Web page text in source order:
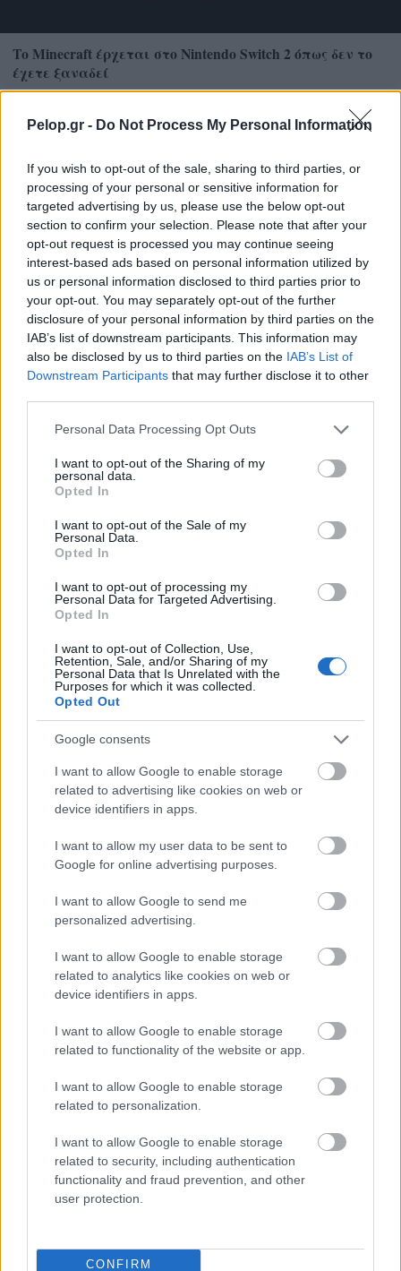
Pelop.gr - Do Not Process My Personal Information
If you wish to opt-out of the sale, sharing to third parties, or
processing of your personal or sensitive information for
targeted advertising by us, please use the below opt-out
section to confirm your selection. Please note that after your
opt-out request is processed you may continue seeing
interest-based ads based on personal information utilized by
us or personal information disclosed to third parties prior to
your opt-out. You may separately opt-out of the further
disclosure of your personal information by third parties on the
IAB’s list of downstream participants. This information may
also be disclosed by us to third parties on the IAB’s List of
Downstream Participants that may further disclose it to other
Please note that this website/app uses one or more Google
not limited to your visit or usage behaviour. You may click to
grant or deny consent to Google and its third-party tags to
use your data for below specified purposes in below Google
consent section.
Personal Data Processing Opt Outs
I want to opt-out of the Sharing of my
personal data.
Opted In
I want to opt-out of the Sale of my
Personal Data.
Opted In
I want to opt-out of processing my
Personal Data for Targeted Advertising.
Opted In
I want to opt-out of Collection, Use,
Retention, Sale, and/or Sharing of my
Personal Data that Is Unrelated with the
Purposes for which it was collected.
Opted Out
Google consents
I want to allow Google to enable storage
related to advertising like cookies on web or
device identifiers in apps.
I want to allow my user data to be sent to
Google for online advertising purposes.
I want to allow Google to send me
personalized advertising.
I want to allow Google to enable storage
related to analytics like cookies on web or
device identifiers in apps.
I want to allow Google to enable storage
related to functionality of the website or app.
I want to allow Google to enable storage
related to personalization.
I want to allow Google to enable storage
related to security, including authentication
functionality and fraud prevention, and other
user protection.
CONFIRM
Το Minecraft έρχεται στο Nintendo Switch 2 όπως δεν το
έχετε ξαναδεί
Ο Ιστιοπλοϊκός Ομιλος Πατρών στο Ράλι Ιονίου
Δεκαπενταύγουστος 2026: Πόσο αυξάνεται το
μεροκάματο το Σάββατο
Η Google ΑΙ ο Hassabis και η δήλωση για την θεραπεία
του καρκίνου που εξηγεί τις αλλαγές στην κορυφή